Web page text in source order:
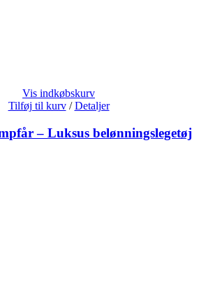
Vis indkøbskurv
Tilføj til kurv / Detaljer
– Luksus belønningslegetøj